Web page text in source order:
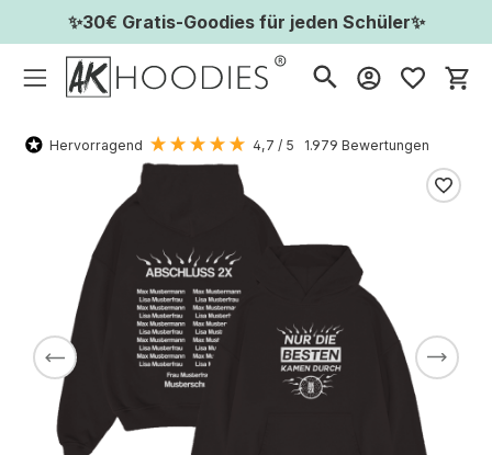
✨30€ Gratis-Goodies für jeden Schüler✨
Hervorragend 4,7 / 5 1.979 Bewertungen